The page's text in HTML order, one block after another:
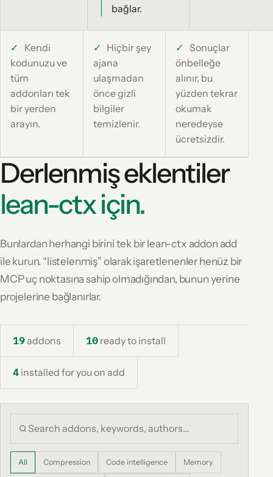
bağlar.
✓
Kendi
kodunuzu ve
tüm
addonları tek
bir yerden
arayın.
✓ Hiçbir şey
ajana
ulaşmadan
önce gizli
bilgiler
temizlenir.
✓
Sonuçlar
önbelleğe
alınır, bu
yüzden tekrar
okumak
neredeyse
ücretsizdir.
Derlenmiş eklentiler
lean-ctx için.
Bunlardan herhangi birini tek bir lean-ctx addon add
ile kurun. “listelenmiş” olarak işaretlenenler henüz bir
MCP uç noktasına sahip olmadığından, bunun yerine
projelerine bağlanırlar.
19addons 10 ready to install
4 installed for you on add
All Compression Code intelligence Memory